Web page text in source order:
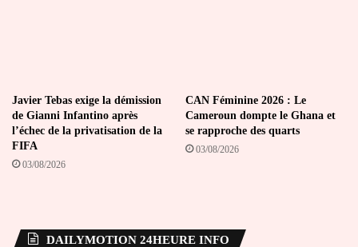
Javier Tebas exige la démission
de Gianni Infantino après
l’échec de la privatisation de la
FIFA
03/08/2026
CAN Féminine 2026 : Le
Cameroun dompte le Ghana et
se rapproche des quarts
03/08/2026
DAILYMOTION 24HEURE INFO